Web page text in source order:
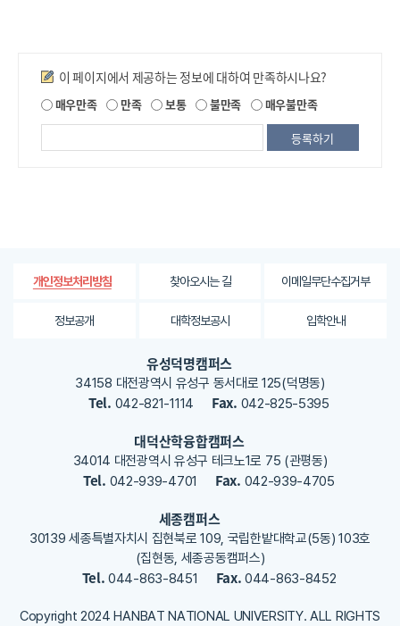
만족도조사
이 페이지에서 제공하는 정보에 대하여 만족하시나요?
매우만족 만족 보통 불만족 매우불만족
공
되
는
가
용
해
주
개인정보처리방침 찾아오시는 길 이메일무단수집거부
정보공개 대학정보공시 입학안내
유성덕명캠퍼스
34158 대전광역시 유성구 동서대로 125(덕명동)
Tel. 042-821-1114 Fax. 042-825-5395
대덕산학융합캠퍼스
34014 대전광역시 유성구 테크노1로 75 (관평동)
Tel. 042-939-4701 Fax. 042-939-4705
세종캠퍼스
30139 세종특별자치시 집현북로 109, 국립한밭대학교(5동) 103호
(집현동, 세종공동캠퍼스)
Tel.044-863-8451 Fax. 044-863-8452
Copyright 2024 HANBAT NATIONAL UNIVERSITY. ALL RIGHTS